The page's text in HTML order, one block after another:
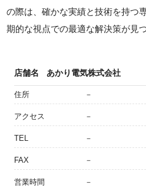
の際は、確かな実績と技術を持つ
期的な視点での最適な解決策が見
店舗名 あかり電気株式会社
住所 －
アクセス －
TEL －
FAX －
営業時間 －